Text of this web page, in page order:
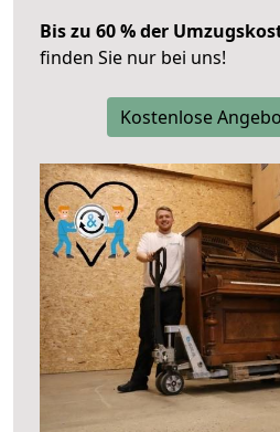
Bis zu 60 % der
finden Sie nur bei uns!
Kostenlose